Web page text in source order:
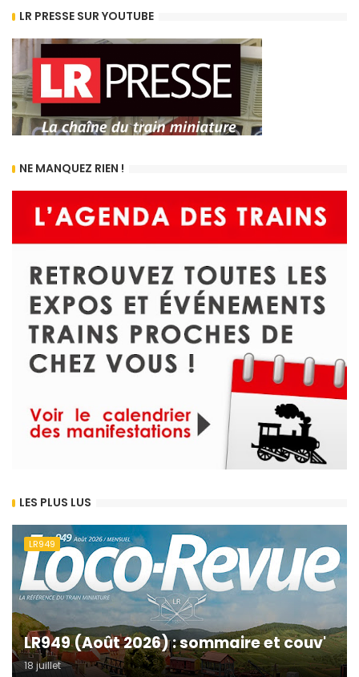
LR PRESSE SUR YOUTUBE
NE MANQUEZ RIEN !
LES PLUS LUS
LR949
LR949 (Août 2026) : sommaire et couv'
18 juillet